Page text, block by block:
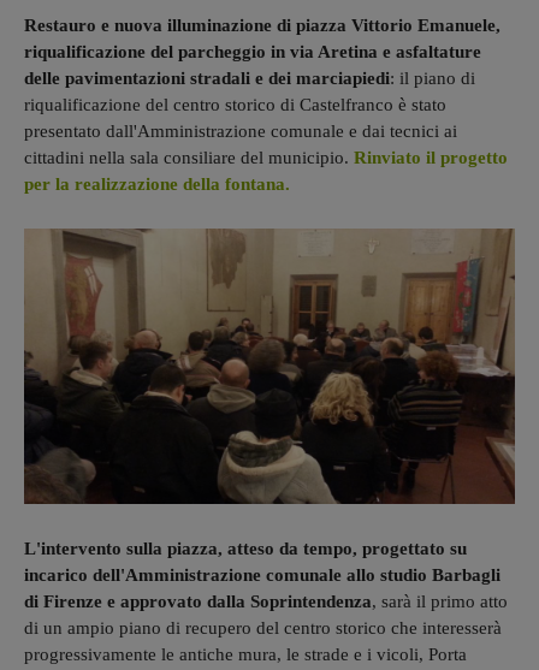
Restauro e nuova illuminazione di piazza Vittorio Emanuele,
riqualificazione del parcheggio in via Aretina e asfaltature
delle pavimentazioni stradali e dei marciapiedi: il piano di
riqualificazione del centro storico di Castelfranco è stato
presentato dall'Amministrazione comunale e dai tecnici ai
cittadini nella sala consiliare del municipio. Rinviato il progetto
per la realizzazione della fontana.
L'intervento sulla piazza, atteso da tempo, progettato su
incarico dell'Amministrazione comunale allo studio Barbagli
di Firenze e approvato dalla Soprintendenza, sarà il primo atto
di un ampio piano di recupero del centro storico che interesserà
progressivamente le antiche mura, le strade e i vicoli, Porta